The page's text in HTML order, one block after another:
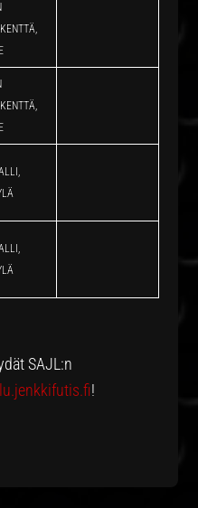
SAJL:n
!